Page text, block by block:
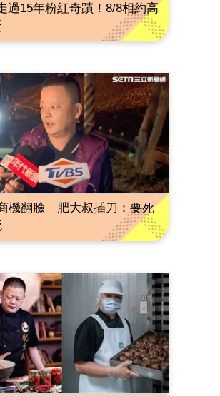
過15年粉紅奇蹟！8/8相約高
機翻臉 肥大叔插刀：要死